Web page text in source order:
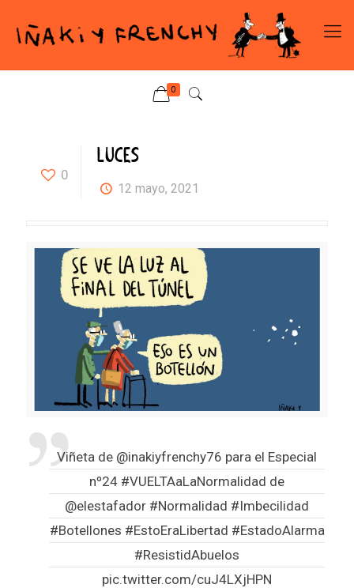
0
0
LUCES
12 mayo, 2021
Viñeta de @inakiyfrenchy76 para el Especial
nº24 #VUELTAaLaNormalidad de
@elestafador #Normalidad #Imbecilidad
#Botellones #EstoEraLibertad #EstadoAlarma
#ResistidAbuelos
pic.twitter.com/cuJ4LXjHPN